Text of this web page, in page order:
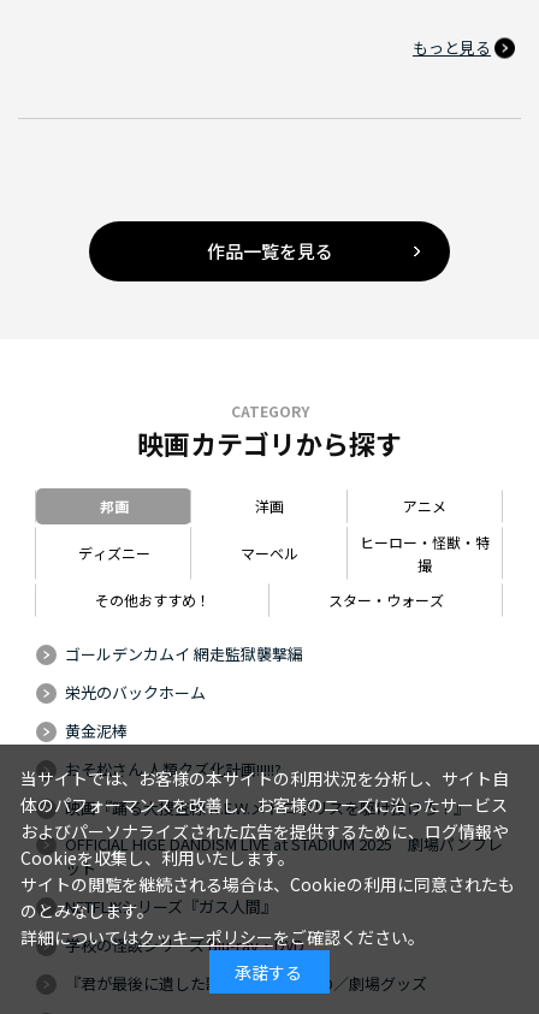
もっと見る
作品一覧を見る
CATEGORY
映画カテゴリから探す
邦画 洋画 アニメ
ディズニー マーベル
ヒーロー・怪獣・特
撮
その他おすすめ！
スター・ウォーズ
ゴールデンカムイ 網走監獄襲撃編
栄光のバックホーム
黄金泥棒
おそ松さん 人類クズ化計画!!!!!?
映画『踊る大捜査線 N.E.W.メトロポリスを駆け抜けろ！』
OFFICIAL HIGE DANDISM LIVE at STADIUM 2025 劇場パンフレ
ット
NETFLIXシリーズ『ガス人間』
学校の怪談シリーズ Blu-ray・DVD
『君が最後に遺した歌』Blu-ray・DVD／劇場グッズ
当サイトでは、お客様の本サイトの利用状況を分析し、サイト自
体のパフォーマンスを改善し、お客様のニーズに沿ったサービス
およびパーソナライズされた広告を提供するために、ログ情報や
Cookieを収集し、利用いたします。
サイトの閲覧を継続される場合は、Cookieの利用に同意されたも
のとみなします。
詳細についてはクッキーポリシーをご確認ください。
承諾する